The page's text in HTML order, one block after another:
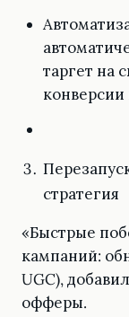
таргет на
стратегия
«Быстрые
кампаний:
UGC),
офферы.